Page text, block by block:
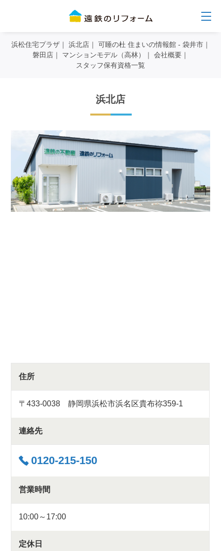
浜松住宅プラザ 浜北店
可睡の杜 住まいの情報館 - 袋井市
磐田店
マンションモデル（高林）
会社概要
スタッフ保有資格一覧
浜北店
住所
〒433-0038 静岡県浜松市浜名区貴布祢359-1
連絡先
0120-215-150
営業時間
10:00～17:00
定休日